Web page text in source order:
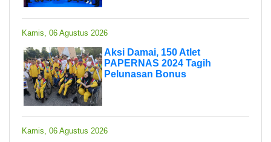
Kamis, 06 Agustus 2026
Aksi Damai, 150 Atlet
PAPERNAS 2024 Tagih
Pelunasan Bonus
Kamis, 06 Agustus 2026